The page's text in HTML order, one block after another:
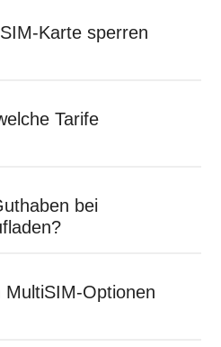
Karte sperren
Tarife
bei
MultiSIM-Optionen